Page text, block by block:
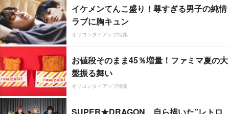
イケメンてんこ盛り！尊すぎる男子の純情
ラブに胸キュン
オリコンタイアップ特集
お値段そのまま45％増量！ファミマ夏の大
盤振る舞い
オリコンタイアップ特集
SUPER★DRAGON、自ら描いた”レトロ